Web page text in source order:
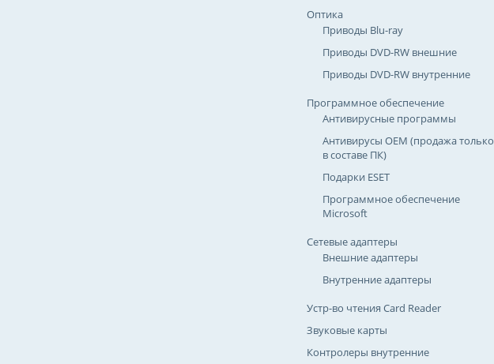
Оптика
Приводы Blu-ray
Приводы DVD-RW внешние
Приводы DVD-RW внутренние
Программное обеспечение
Антивирусные программы
Антивирусы OEM (продажа только
в составе ПК)
Подарки ESET
Программное обеспечение
Microsoft
Сетевые адаптеры
Внешние адаптеры
Внутренние адаптеры
Устр-во чтения Card Reader
Звуковые карты
Контролеры внутренние